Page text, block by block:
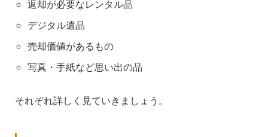
返却が必要なレンタル品
デジタル遺品
売却価値があるもの
写真・手紙など思い出の品
それぞれ詳しく見ていきましょう。